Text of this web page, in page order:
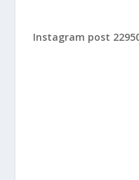
Instagram post